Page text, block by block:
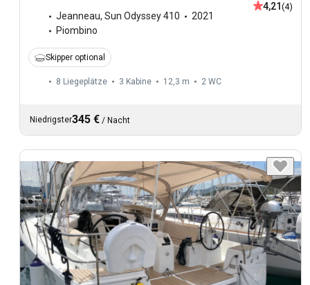
Jeanneau, Sun Odyssey 410
2021
Piombino
4,21 (4)
Skipper optional
8 Liegeplätze 3 Kabine 12,3 m 2 WC
Niedrigster345 € / Nacht